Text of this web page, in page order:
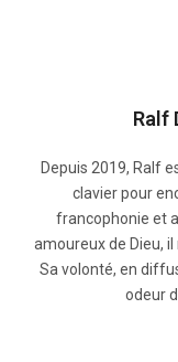
Ralf
Depuis 2019, Ralf
clavier pour
francophonie et
amoureux de Dieu,
Sa volonté, en
odeur